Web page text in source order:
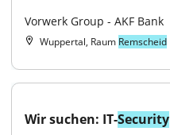
Vorwerk Group - AKF Bank
Wuppertal, Raum Remscheid
Wir suchen: IT-Security